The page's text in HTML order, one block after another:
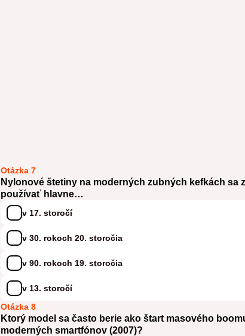
Otázka 7
Nylonové štetiny na moderných zubných kefkách sa
používať hlavne…
v 17. storočí
v 30. rokoch 20. storočia
v 90. rokoch 19. storočia
v 13. storočí
Otázka 8
Ktorý model sa často berie ako štart masového
moderných smartfónov (2007)?